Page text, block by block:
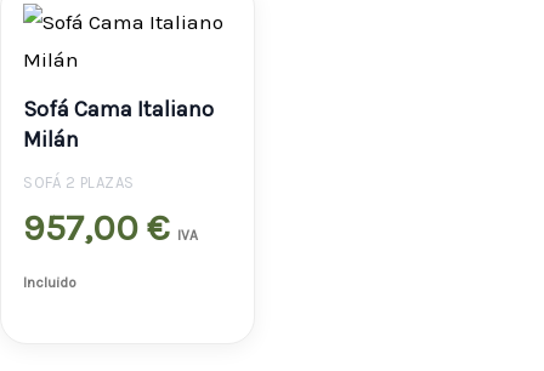
Sofá Cama Italiano
Milán
SOFÁ 2 PLAZAS
957,00€ IVA
Incluido